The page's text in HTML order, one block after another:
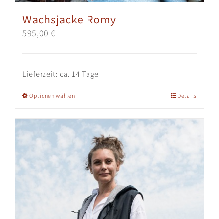
Wachsjacke Romy
595,00 €
Lieferzeit:ca. 14 Tage
Optionen wählenDieses
weist
mehrere
Varianten
auf.
Die
Optionen
können
auf
Details